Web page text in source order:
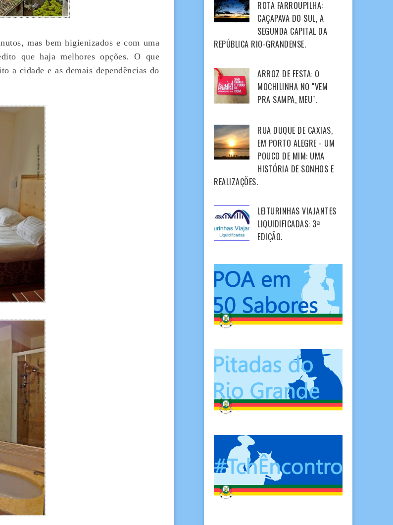
mas bem higienizados e com uma
que haja melhores opções. O que
a cidade e as demais dependências do
ROTA FARROUPILHA:
CAÇAPAVA DO SUL, A
SEGUNDA CAPITAL DA
REPÚBLICA RIO-GRANDENSE.
ARROZ DE FESTA: O
MOCHILINHA NO "VEM
PRA SAMPA, MEU".
RUA DUQUE DE CAXIAS,
EM PORTO ALEGRE - UM
POUCO DE MIM: UMA
HISTÓRIA DE SONHOS E
REALIZAÇÕES.
LEITURINHAS VIAJANTES
LIQUIDIFICADAS: 3ª
EDIÇÃO.